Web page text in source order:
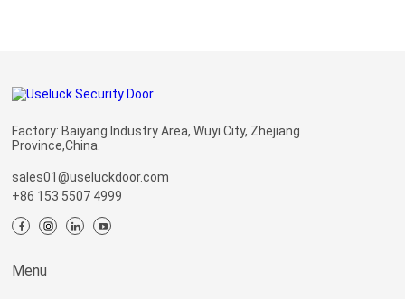
Factory: Baiyang Industry Area, Wuyi City, Zhejiang
Province,China.
sales01@useluckdoor.com
+86 153 5507 4999
Menu